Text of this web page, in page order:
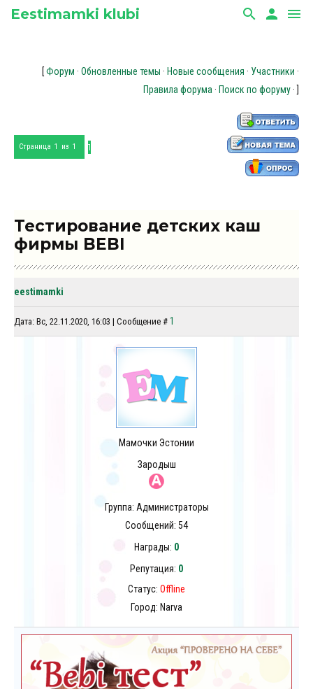
Eestimamki klubi search person menu
[Форум · Обновленные темы · Новые сообщения · Участники ·
Правила форума · Поиск по форуму · ]
Страница 1 из 1 1
Тестирование детских каш
фирмы BEBI
eestimamki
Дата: Вс, 22.11.2020, 16:03 | Сообщение # 1
Мамочки Эстонии
Зародыш
Группа: Администраторы
Сообщений: 54
Награды: 0
Репутация: 0
Статус: Offline
Город: Narva